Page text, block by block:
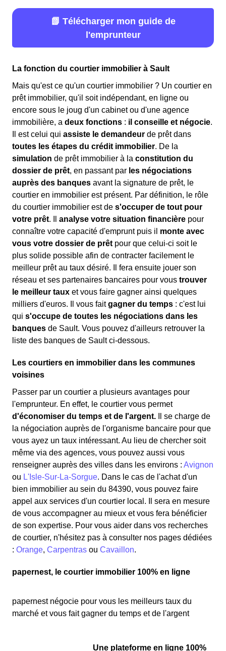
📗 Télécharger mon guide de
l'emprunteur
La fonction du courtier immobilier à Sault
Mais qu'est ce qu'un courtier immobilier ? Un courtier en
prêt immobilier, qu'il soit indépendant, en ligne ou
encore sous le joug d'un cabinet ou d'une agence
immobilière, a deux fonctions : il conseille et négocie.
Il est celui qui assiste le demandeur de prêt dans
toutes les étapes du crédit immobilier. De la
simulation de prêt immobilier à la constitution du
dossier de prêt, en passant par les négociations
auprès des banques avant la signature de prêt, le
courtier en immobilier est présent. Par définition, le rôle
du courtier immobilier est de s'occuper de tout pour
votre prêt. Il analyse votre situation financière pour
connaître votre capacité d'emprunt puis il monte avec
vous votre dossier de prêt pour que celui-ci soit le
plus solide possible afin de contracter facilement le
meilleur prêt au taux désiré. Il fera ensuite jouer son
réseau et ses partenaires bancaires pour vous trouver
le meilleur taux et vous faire gagner ainsi quelques
milliers d'euros. Il vous faitgagner du temps : c'est lui
qui s'occupe de toutes les négociations dans les
banques de Sault. Vous pouvez d'ailleurs retrouver la
liste des banques de Sault ci-dessous.
Les courtiers en immobilier dans les communes
voisines
Passer par un courtier a plusieurs avantages pour
l'emprunteur. En effet, le courtier vous permet
d'économiser du temps et de l'argent.
Il se charge de
la négociation auprès de l'organisme bancaire pour que
vous ayez un taux intéressant. Au lieu de chercher soit
même via des agences, vous pouvez aussi vous
renseigner auprès des villes dans les environs : Avignon
ou L'Isle-Sur-La-Sorgue. Dans le cas de l'achat d'un
bien immobilier au sein du 84390, vous pouvez faire
appel aux services d'un courtier local. Il sera en mesure
de vous accompagner au mieux et vous fera bénéficier
de son expertise. Pour vous aider dans vos recherches
de courtier, n'hésitez pas à consulter nos pages dédiées
: Orange, Carpentras ou Cavaillon.
papernest, le courtier immobilier 100% en ligne
papernest négocie pour vous les meilleurs taux du
marché et vous fait gagner du temps et de l'argent
Une plateforme en ligne 100%